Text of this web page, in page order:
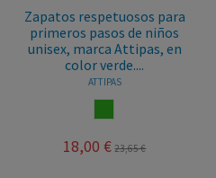
Zapatos respetuosos para
primeros pasos de niños
unisex, marca Attipas, en
color verde....
ATTIPAS
18,00 € 23,65 €